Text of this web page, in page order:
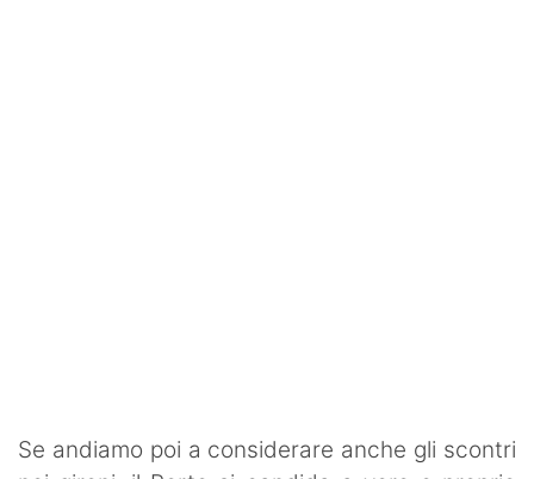
Se andiamo poi a considerare anche gli scontri